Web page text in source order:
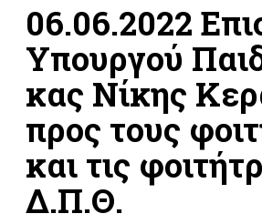
06.06.2022
Υπουργού
κας Νίκης
προς τους
και τις
Δ.Π.Θ.